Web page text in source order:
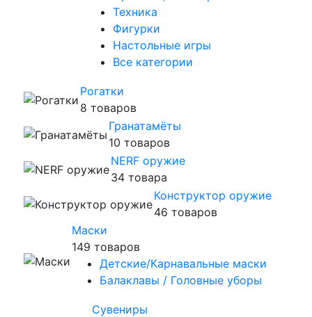
Техника
Фигурки
Настольные игры
Все категории
Рогатки
8 товаров
Гранатамёты
10 товаров
NERF оружие
34 товара
Конструктор оружие
46 товаров
Маски
149 товаров
Детские/Карнавальные маски
Балаклавы / Головные уборы
Сувениры